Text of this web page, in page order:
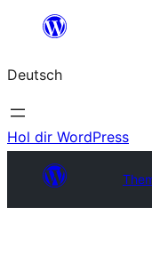
springen
Deutsch
Hol dir WordPress